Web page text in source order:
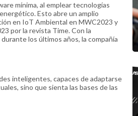
mínima, al emplear tecnologías
Esto abre un amplio
en IoT Ambiental en MWC2023 y
por la revista Time. Con la
los últimos años, la compañía
inteligentes, capaces de adaptarse
sino que sienta las bases de las